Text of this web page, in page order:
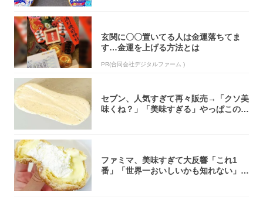
玄関に〇〇置いてる人は金運落ちてま
す…金運を上げる方法とは
PR(合同会社デジタルファーム )
セブン、人気すぎて再々販売→「クソ美
味くね？」「美味すぎる」やっぱこのク
ファミマ、美味すぎて大反響「これ1
番」「世界一おいしいかも知れない」